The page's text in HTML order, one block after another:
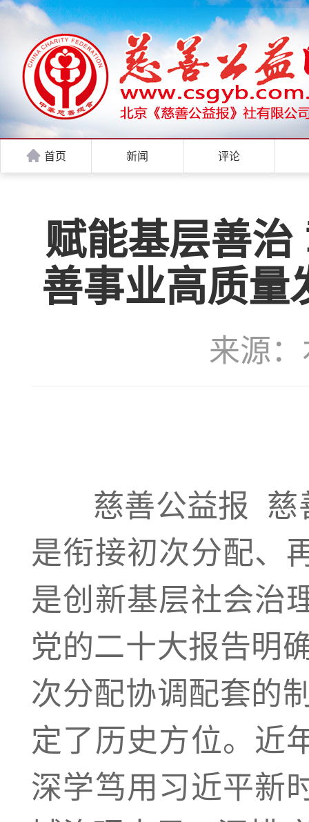
首页 新闻 评论
赋能基层善
善事业高质量
来源
慈善公益报 慈
是衔接初次分配、
是创新基层社会治
党的二十大报告明
次分配协调配套的
定了历史方位。近
深学笃用习近平新